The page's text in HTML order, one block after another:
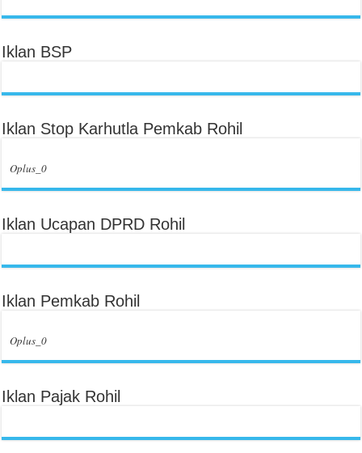
Iklan BSP
Iklan Stop Karhutla Pemkab Rohil
Oplus_0
Iklan Ucapan DPRD Rohil
Iklan Pemkab Rohil
Oplus_0
Iklan Pajak Rohil